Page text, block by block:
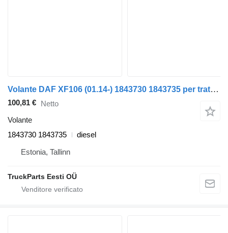
Volante DAF XF106 (01.14-) 1843730 1843735 per trattore stradale DAF XF106 (2014-)
100,81 € Netto
Volante
1843730 1843735
diesel
Estonia, Tallinn
TruckParts Eesti OÜ